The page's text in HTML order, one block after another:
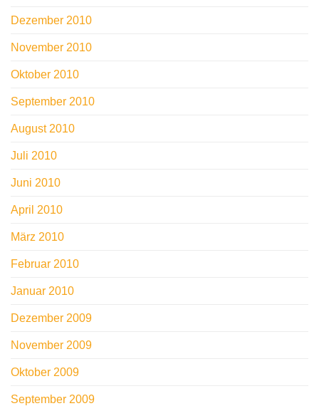
Dezember 2010
November 2010
Oktober 2010
September 2010
August 2010
Juli 2010
Juni 2010
April 2010
März 2010
Februar 2010
Januar 2010
Dezember 2009
November 2009
Oktober 2009
September 2009